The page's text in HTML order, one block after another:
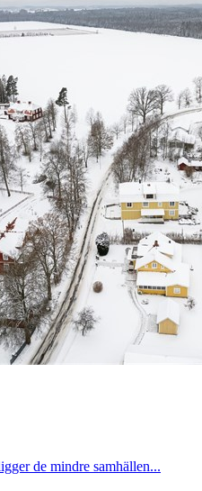
de mindre samhällen...